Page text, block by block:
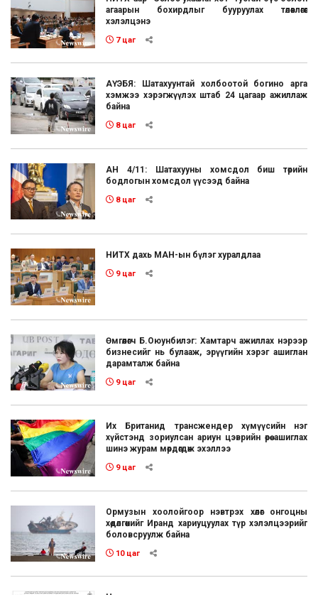
агаарын бохирдлыг бууруулах төлөвлөгөөг
хэлэлцэнэ
7 цаг
АҮЭБЯ: Шатахуунтай холбоотой богино арга
хэмжээ хэрэгжүүлэх штаб 24 цагаар ажиллаж
байна
8 цаг
АН 4/11: Шатахууны хомсдол биш төрийн
бодлогын хомсдол үүсээд байна
8 цаг
НИТХ дахь МАН-ын бүлэг хуралдлаа
9 цаг
Өмгөөлөгч Б.Оюунбилэг: Хамтарч ажиллах нэрээр
бизнесийг нь булааж, эрүүгийн хэрэг ашиглан
дарамталж байна
9 цаг
Их Британид трансжендер хүмүүсийн нэг
хүйстэнд зориулсан ариун цэврийн өрөө ашиглах
шинэ журам мөрдөгдөж эхэллээ
9 цаг
Ормузын хоолойгоор нэвтрэх хөлөг онгоцны
хөдөлгөөнийг Иранд хариуцуулах түр хэлэлцээрийг
боловсруулж байна
10 цаг